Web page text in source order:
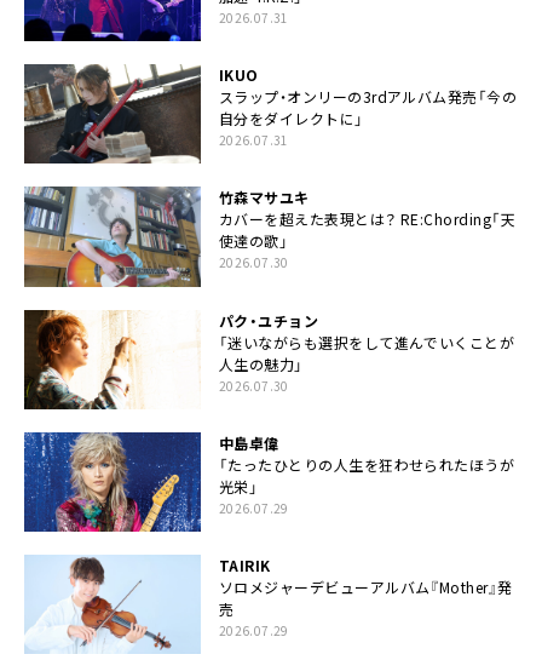
2026.07.31
IKUO
スラップ・オンリーの3rdアルバム発売「今の
自分をダイレクトに」
2026.07.31
竹森マサユキ
カバーを超えた表現とは？ RE:Chording「天
使達の歌」
2026.07.30
パク・ユチョン
「迷いながらも選択をして進んでいくことが
人生の魅力」
2026.07.30
中島卓偉
「たったひとりの人生を狂わせられたほうが
光栄」
2026.07.29
TAIRIK
ソロメジャーデビューアルバム『Mother』発
売
2026.07.29